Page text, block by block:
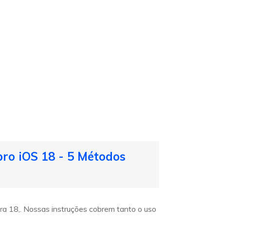
iOS 18 - 5 Métodos
18,. Nossas instruções cobrem tanto o uso